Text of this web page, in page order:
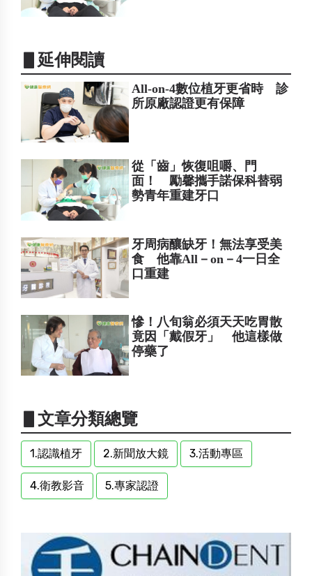
▋延伸閱讀
All-on-4數位植牙更省時 診
所原廠認證更有保障
從「齒」恢復咀嚼、門
面！ 勵馨攜手諾保科替弱
勢青年重建牙口
牙周病釀缺牙！無法享受美
食 他靠All－on－4一日全
口重建
慘！八旬翁必須天天吃胃散
竟因「戴假牙」 他這樣做
停藥了
▋文章分類總覽
1.認識植牙 2.新聞放大鏡 3.活動專區
4.衛教影音 5.專家認證